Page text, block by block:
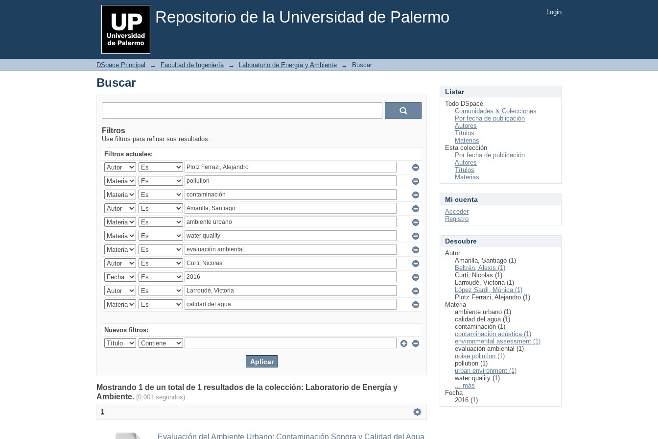
Repositorio de la Universidad de Palermo
Buscar Login
DSpace Principal → Facultad de Ingeniería → Laboratorio de Energía y Ambiente → Buscar
Buscar
Filtros
Use filtros para refinar sus resultados.
Filtros actuales:
Nuevos filtros:
Mostrando 1 de un total de 1 resultados de la colección: Laboratorio de Energía y
Ambiente. (0.001 segundos)
1
Evaluación del Ambiente Urbano: Contaminación Sonora y Calidad del Agua
Listar
Todo DSpace
Comunidades & Colecciones
Por fecha de publicación
Autores
Títulos
Materias
Esta colección
Por fecha de publicación
Autores
Títulos
Materias
Mi cuenta
Acceder
Registro
Descubre
Autor
Amarilla, Santiago (1)
Beltrán, Alexis (1)
Curti, Nicolas (1)
Larroudé, Victoria (1)
López Sardi, Mónica (1)
Plotz Ferrazi, Alejandro (1)
Materia
ambiente urbano (1)
calidad del agua (1)
contaminación (1)
contaminación acústica (1)
environmental assessment (1)
evaluación ambiental (1)
noise pollution (1)
pollution (1)
urban environment (1)
water quality (1)
... más
Fecha
2016 (1)